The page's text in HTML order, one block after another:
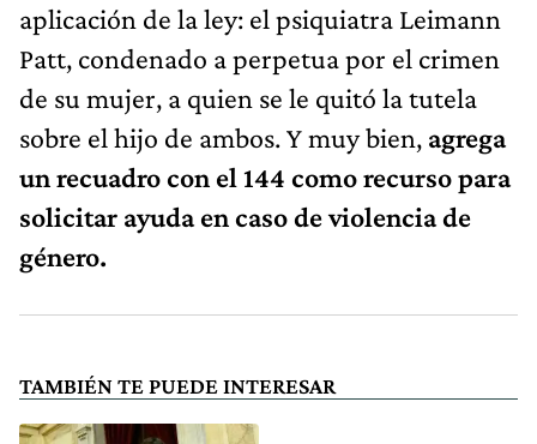
aplicación de la ley: el psiquiatra Leimann
Patt, condenado a perpetua por el crimen
de su mujer, a quien se le quitó la tutela
sobre el hijo de ambos. Y muy bien, agrega
un recuadro con el 144 como recurso para
solicitar ayuda en caso de violencia de
género.
TAMBIÉN TE PUEDE INTERESAR